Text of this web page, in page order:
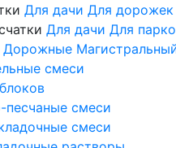
Для дачи Для дорожек
Для дачи Для
Дорожные
смеси
песчаные смеси
смеси